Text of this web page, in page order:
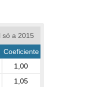
só a 2015
Coeficiente
1,00
1,05